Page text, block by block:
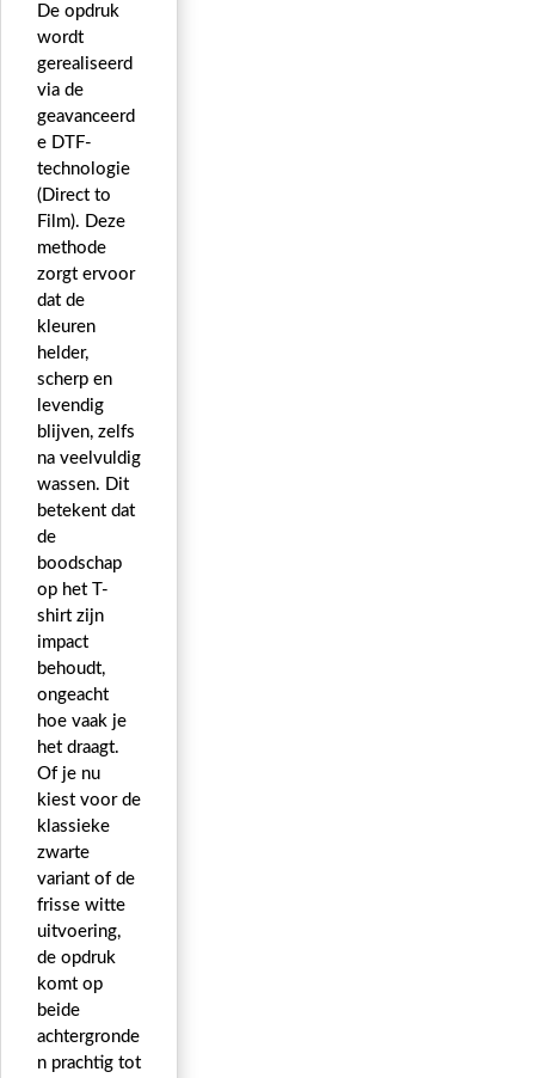
De opdruk
wordt
gerealiseerd
via de
geavanceerd
e DTF-
technologie
(Direct to
Film). Deze
methode
zorgt ervoor
dat de
kleuren
helder,
scherp en
levendig
blijven, zelfs
na veelvuldig
wassen. Dit
betekent dat
de
boodschap
op het T-
shirt zijn
impact
behoudt,
ongeacht
hoe vaak je
het draagt.
Of je nu
kiest voor de
klassieke
zwarte
variant of de
frisse witte
uitvoering,
de opdruk
komt op
beide
achtergronde
n prachtig tot